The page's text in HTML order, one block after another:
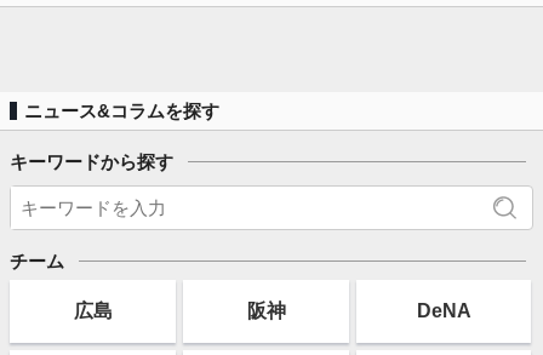
ニュース&コラムを探す
キーワードから探す
チーム
広島 阪神 DeNA